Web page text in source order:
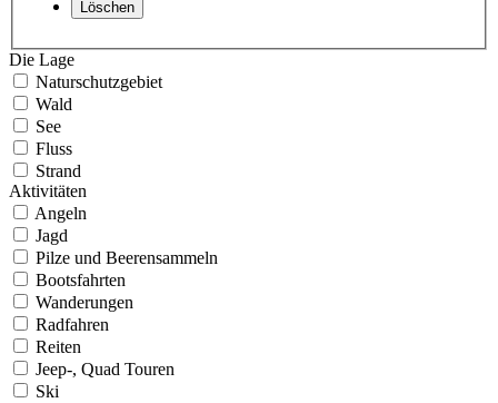
Die Lage
Naturschutzgebiet
Wald
See
Fluss
Strand
Aktivitäten
Angeln
Jagd
Pilze und Beerensammeln
Bootsfahrten
Wanderungen
Radfahren
Reiten
Jeep-, Quad Touren
Ski